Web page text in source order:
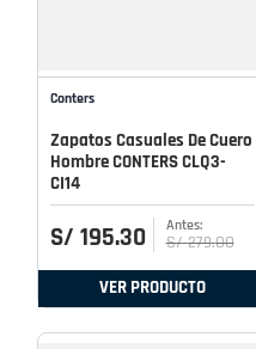
Conters
Zapatos Casuales De Cuero
Hombre CONTERS CLQ3-
CI14
S/ 195.30 S/ 279.00
VER PRODUCTO